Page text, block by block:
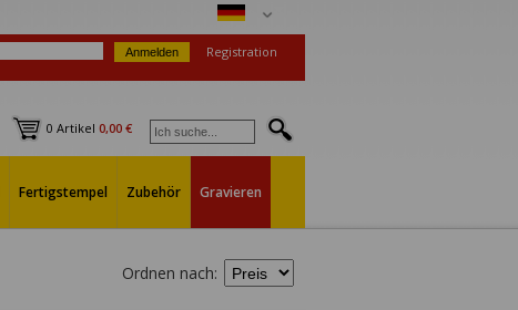
Registration
0 Artikel 0,00 €
Fertigstempel Zubehör Gravieren
Ordnen nach: